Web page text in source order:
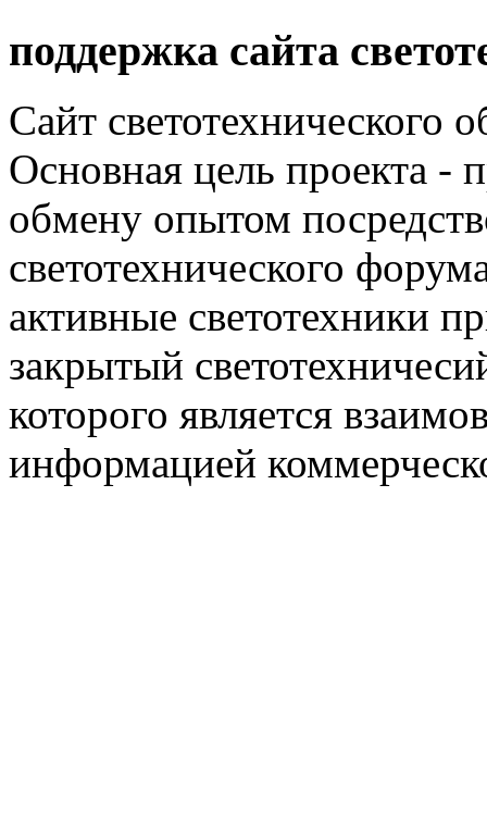
поддержка сайта
Сайт светотехнического
Основная цель проекта -
обмену опытом
светотехнического
активные светотехники
закрытый
которого является
информацией